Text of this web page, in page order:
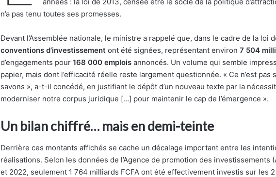
n’a pas tenu toutes ses promesses.
Devant l’Assemblée nationale, le ministre a rappelé que, dans le cadre de la loi
conventions d’investissement ont été signées, représentant environ 7 504
d’engagements pour 168 000 emplois annoncés. Un volume qui semble
papier, mais dont l’efficacité réelle reste largement questionnée. « Ce n’est pas
savons », a-t-il concédé, en justifiant le dépôt d’un nouveau texte par la
moderniser notre corpus juridique […] pour maintenir le cap de l’émergence ».
Un bilan chiffré… mais en demi-teinte
Derrière ces montants affichés se cache un décalage important entre les
réalisations. Selon les données de l’Agence de promotion des investissements
et 2022, seulement 1 764 milliards FCFA ont été effectivement investis sur les